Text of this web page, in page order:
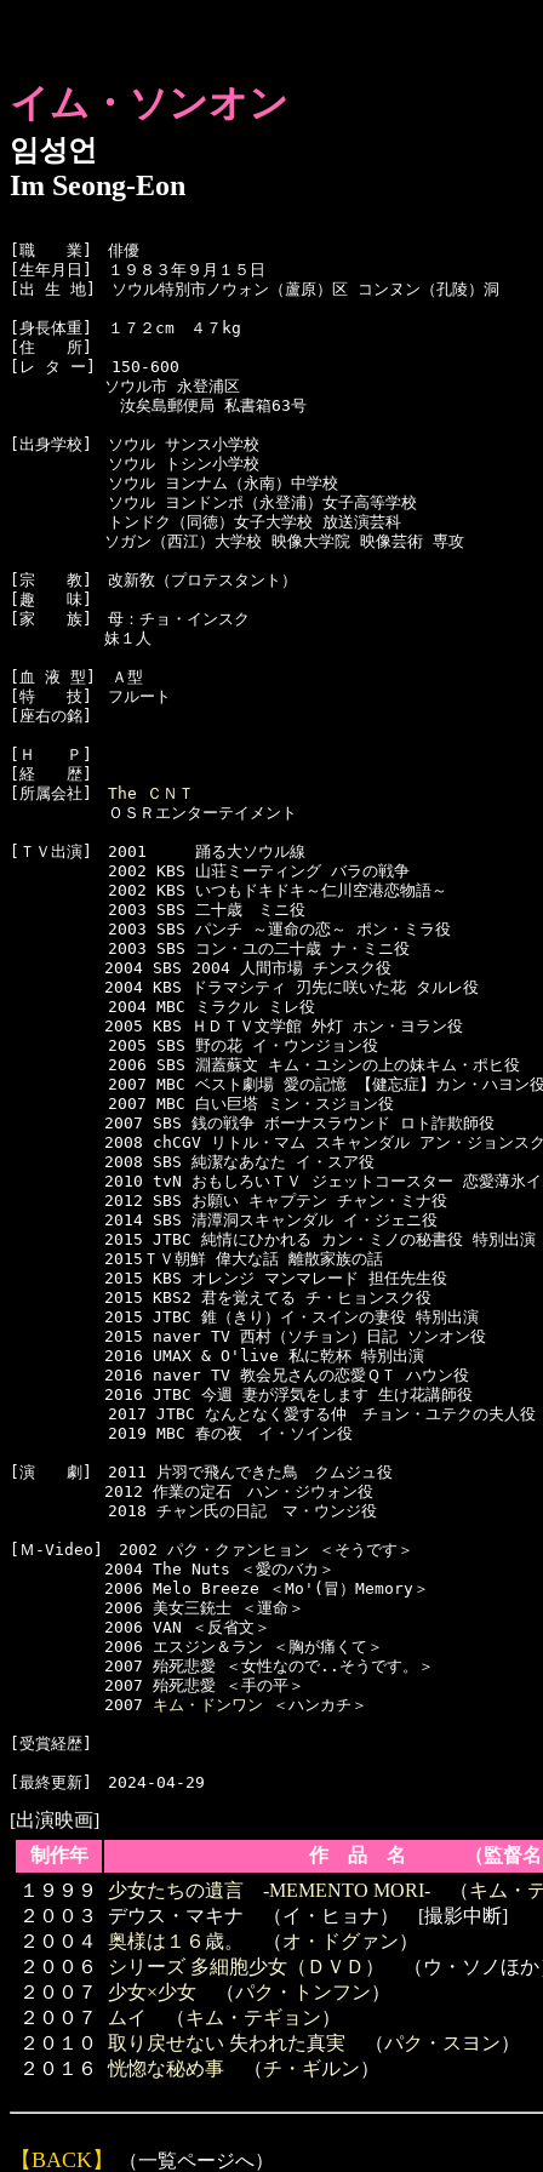
イム・ソンオン
임성언
Im Seong-Eon
[職　　業]　俳優
[生年月日]　１９８３年９月１５日
[出 生 地]　ソウル特別市ノウォン（蘆原）区 コンヌン（孔陵）洞
[身長体重]　１７２cm　４７kg
[住　　所]
[レ タ ー]　150-600
ソウル市 永登浦区
汝矣島郵便局 私書箱63号
[出身学校]　ソウル サンス小学校
  　　　　　ソウル トシン小学校
  　　　　　ソウル ヨンナム（永南）中学校
  　　　　　ソウル ヨンドンポ（永登浦）女子高等学校
  　　　　　トンドク（同徳）女子大学校 放送演芸科
ソガン（西江）大学校 映像大学院 映像芸術 専攻
[宗　　教]　改新敎（プロテスタント）
[趣　　味]
[家　　族]　母：チョ・インスク
妹１人
[血 液 型]　Ａ型
[特　　技]　フルート
[座右の銘]
[Ｈ　　Ｐ]
[経　　歴]
[所属会社] The ＣＮＴ
  　　　　　ＯＳＲエンターテイメント
[ＴＶ出演]　2001     踊る大ソウル線
  　　　　　2002 KBS 山荘ミーティング バラの戦争
  　　　　　2002 KBS いつもドキドキ～仁川空港恋物語～
  　　　　　2003 SBS 二十歳　ミニ役
  　　　　　2003 SBS パンチ ～運命の恋～ ポン・ミラ役
  　　　　　2003 SBS コン・ユの二十歳 ナ・ミニ役
2004 SBS 2004 人間市場 チンスク役
2004 KBS ドラマシティ 刃先に咲いた花 タルレ役
  　　　　　2004 MBC ミラクル ミレ役
2005 KBS ＨＤＴＶ文学館 外灯 ホン・ヨラン役
  　　　　　2005 SBS 野の花 イ・ウンジョン役
  　　　　　2006 SBS 淵蓋蘇文 キム・ユシンの上の妹キム・ポヒ役
　　　　　2007 MBC ベスト劇場 愛の記憶 【健忘症】カン・ハヨン
  　　　　　2007 MBC 白い巨塔 ミン・スジョン役
2007 SBS 銭の戦争 ボーナスラウンド ロト詐欺師役
2008 chCGV リトル・マム スキャンダル アン・ジョンス
2008 SBS 純潔なあなた イ・スア役
2010 tvN おもしろいＴＶ ジェットコースター 恋愛薄氷イム
2012 SBS お願い キャプテン チャン・ミナ役
2014 SBS 清潭洞スキャンダル イ・ジェニ役
2015 JTBC 純情にひかれる カン・ミノの秘書役 特別出演
2015ＴＶ朝鮮 偉大な話 離散家族の話
2015 KBS オレンジ マンマレード 担任先生役
2015 KBS2 君を覚えてる チ・ヒョンスク役
2015 JTBC 錐（きり）イ・スインの妻役 特別出演
2015 naver TV 西村（ソチョン）日記 ソンオン役
2016 UMAX & O'live 私に乾杯 特別出演
2016 naver TV 教会兄さんの恋愛ＱＴ ハウン役
2016 JTBC 今週 妻が浮気をします 生け花講師役
  　　　　　2017 JTBC なんとなく愛する仲　チョン・ユテクの夫人役
  　　　　　2019 MBC 春の夜　イ・ソイン役
[演　　劇]　2011 片羽で飛んできた鳥　クムジュ役
2012 作業の定石　ハン・ジウォン役
  　　　　　2018 チャン氏の日記　マ・ウンジ役
[Ｍ-Video]　2002 パク・クァンヒョン ＜そうです＞
2004 The Nuts ＜愛のバカ＞
2006 Melo Breeze ＜Mo'(冒）Memory＞
2006 美女三銃士 ＜運命＞
2006 VAN ＜反省文＞
2006 エスジン＆ラン ＜胸が痛くて＞
2007 殆死悲愛 ＜女性なので..そうです。＞
2007 殆死悲愛 ＜手の平＞
2007 キム・ドンワン ＜ハンカチ＞
[受賞経歴]
[出演映画]
制作年
作 品 名 （監督名
１９９９
２００３
２００４
２００６
２００７
２００７
２０１０
２０１６
少女たちの遺言 -MEMENTO MORI- （キム・
デウス・マキナ （イ・ヒョナ） [撮影中断]
奥様は１６歳。
（オ・ドグァン）
シリーズ 多細胞少女（ＤＶＤ）
（ウ・ソノほか
少女×少女 （パク・トンフン）
ムイ
（キム・テギョン）
取り戻せない 失われた真実 （パク・スヨン）
恍惚な秘め事 （チ・ギルン）
【BACK】 （一覧ページへ）